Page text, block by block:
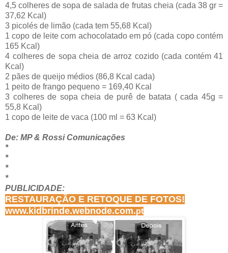
4,5 colheres de sopa de salada de frutas cheia (cada 38 gr =
37,62 Kcal)
3 picolés de limão (cada tem 55,68 Kcal)
1 copo de leite com achocolatado em pó (cada copo contém
165 Kcal)
4 colheres de sopa cheia de arroz cozido (cada contém 41
Kcal)
2 pães de queijo médios (86,8 Kcal cada)
1 peito de frango pequeno = 169,40 Kcal
3 colheres de sopa cheia de purê de batata ( cada 45g =
55,8 Kcal)
1 copo de leite de vaca (100 ml = 63 Kcal)
De: MP & Rossi Comunicações
*
*
*
*
PUBLICIDADE:
RESTAURAÇÃO E RETOQUE DE FOTOS!
www.kidbrinde.webnode.com.pt